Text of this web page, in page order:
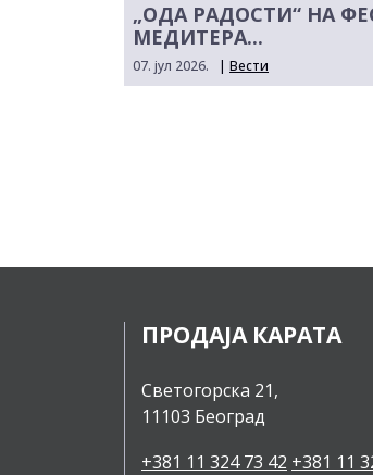
„ОДА РАДОСТИ“ НА
МЕДИТЕРА...
07. јул 2026. | Вести
ПРОДАЈА КАРАТА
Светогорска 21,
11103 Београд
+381 11 324 73 42 +381 11